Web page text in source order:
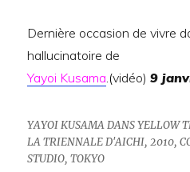
Dernière occasion de vivre
hallucinatoire de
Yayoi Kusama.(vidéo)9
YAYOI KUSAMA DANS YELLOW
LA TRIENNALE D'AICHI, 2010,
STUDIO, TOKYO